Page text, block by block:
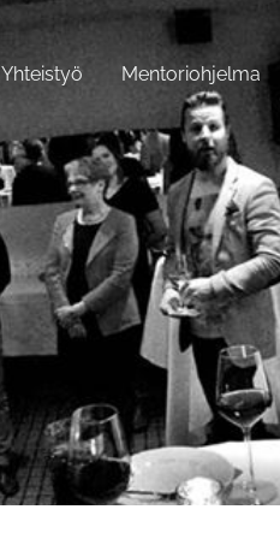
Yhteistyö Mentoriohjelma